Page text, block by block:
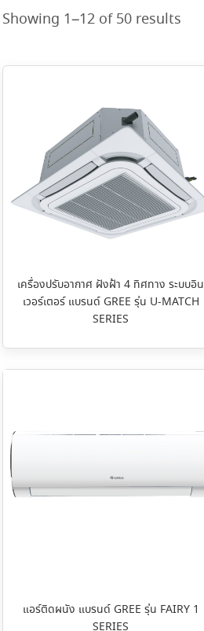
Showing 1–12 of 50 results
เครื่องปรับอากาศ ฝังฝ้า 4 ทิศทาง ระบบอิน
เวอร์เตอร์ แบรนด์ GREE รุ่น U-MATCH
SERIES
แอร์ติดผนัง แบรนด์ GREE รุ่น FAIRY 1
SERIES